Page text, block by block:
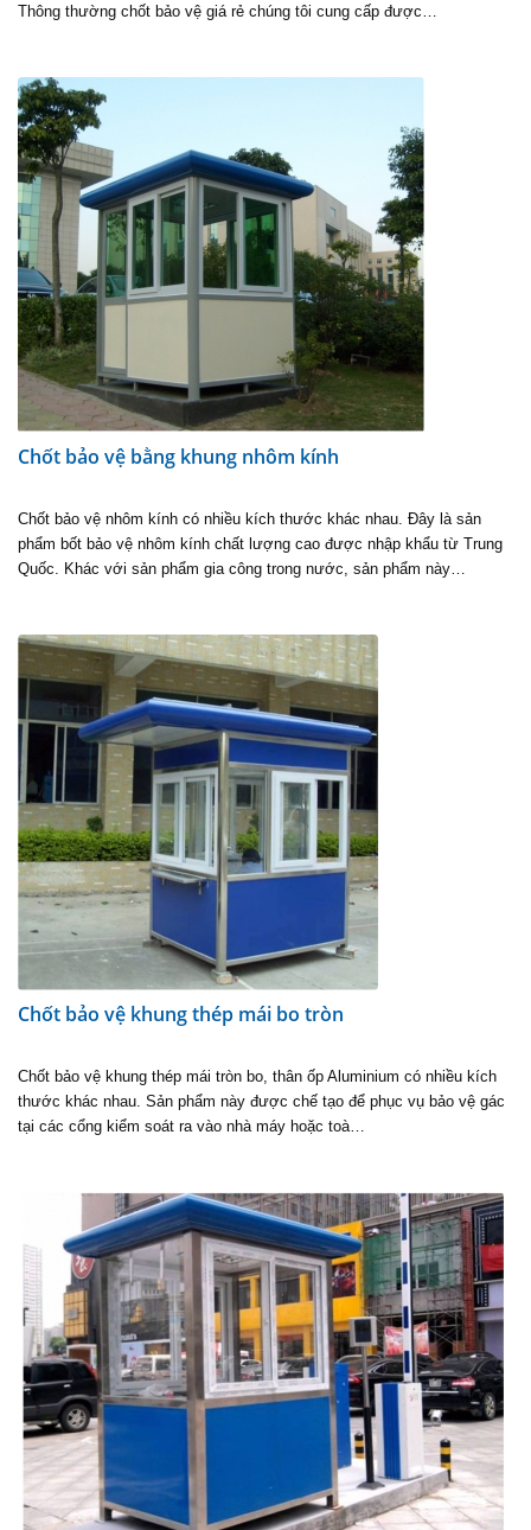
Thông thường chốt bảo vệ giá rẻ chúng tôi cung cấp được…
Chốt bảo vệ bằng khung nhôm kính
Chốt bảo vệ nhôm kính có nhiều kích thước khác nhau. Đây là sản
phẩm bốt bảo vệ nhôm kính chất lượng cao được nhập khẩu từ Trung
Quốc. Khác với sản phẩm gia công trong nước, sản phẩm này…
Chốt bảo vệ khung thép mái bo tròn
Chốt bảo vệ khung thép mái tròn bo, thân ốp Aluminium có nhiều kích
thước khác nhau. Sản phẩm này được chế tạo để phục vụ bảo vệ gác
tại các cổng kiểm soát ra vào nhà máy hoặc toà…